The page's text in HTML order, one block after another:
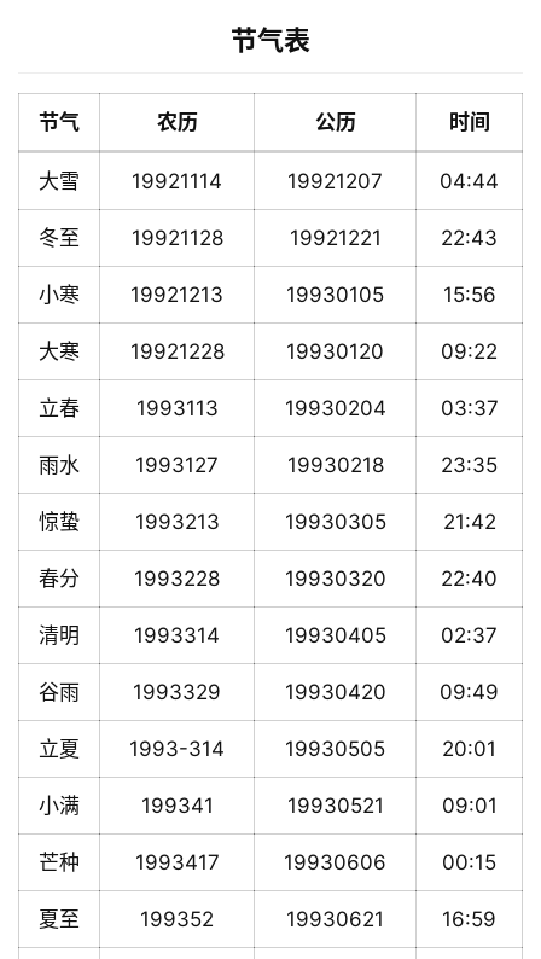
节气表
节气 农历 公历 时间
大雪 19921114 19921207 04:44
冬至 19921128 19921221 22:43
小寒 19921213 19930105 15:56
大寒 19921228 19930120 09:22
立春 1993113 19930204 03:37
雨水 1993127 19930218 23:35
惊蛰 1993213 19930305 21:42
春分 1993228 19930320 22:40
清明 1993314 19930405 02:37
谷雨 1993329 19930420 09:49
立夏 1993-314 19930505 20:01
小满 199341 19930521 09:01
芒种 1993417 19930606 00:15
夏至 199352 19930621 16:59